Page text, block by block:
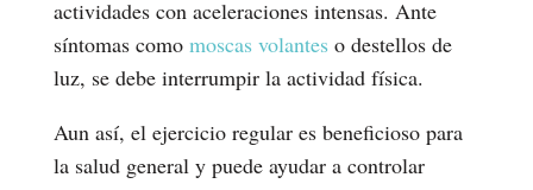
actividades con aceleraciones intensas. Ante
síntomas como moscas volanteso destellos de
luz, se debe interrumpir la actividad física.
Aun así, el ejercicio regular es beneficioso para
la salud general y puede ayudar a controlar